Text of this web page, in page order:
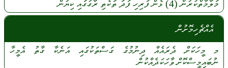
މަލާމާތްކުރުން(4) ޅެންފަރިހިފަދަ ތަކެތި ރާގުގައި ކިޔުން
އެއްޗެހިމޮށުން
މމީހަކަށް ދެރައެއް ދިނުމުގެގަސްތަކުގައިއަނެކާގާތުއެމީހާ
ނުބައިމީސްކޮށްވާހަކަދެއްކުން